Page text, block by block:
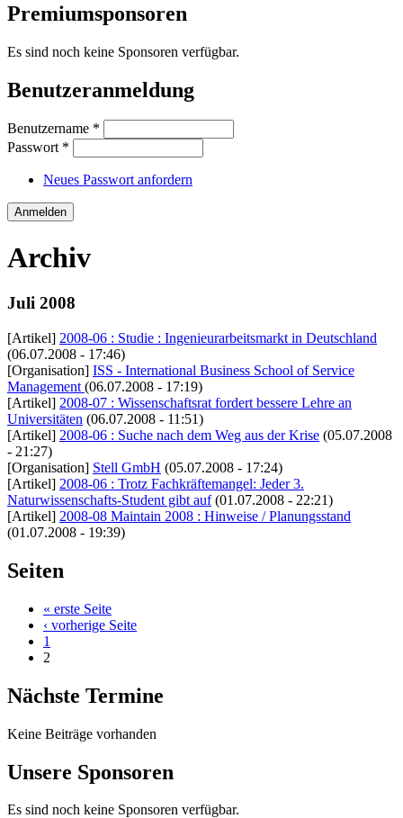
Premiumsponsoren
Es sind noch keine Sponsoren verfügbar.
Benutzeranmeldung
Benutzername *
Passwort *
Neues Passwort anfordern
Archiv
Juli 2008
[Artikel] 2008-06 : Studie : Ingenieurarbeitsmarkt in Deutschland
(06.07.2008 - 17:46)
[Organisation] ISS - International Business School of Service
Management (06.07.2008 - 17:19)
[Artikel] 2008-07 : Wissenschaftsrat fordert bessere Lehre an
Universitäten (06.07.2008 - 11:51)
[Artikel] 2008-06 : Suche nach dem Weg aus der Krise (05.07.2008
- 21:27)
[Organisation] Stell GmbH (05.07.2008 - 17:24)
[Artikel] 2008-06 : Trotz Fachkräftemangel: Jeder 3.
Naturwissenschafts-Student gibt auf(01.07.2008 - 22:21)
[Artikel] 2008-08 Maintain 2008 : Hinweise / Planungsstand
(01.07.2008 - 19:39)
Seiten
« erste Seite
‹ vorherige Seite
1
2
Nächste Termine
Keine Beiträge vorhanden
Unsere Sponsoren
Es sind noch keine Sponsoren verfügbar.